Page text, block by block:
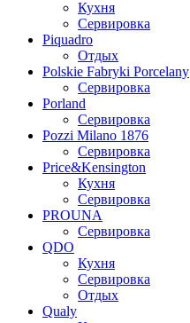
Кухня
Сервировка
Piquadro
Отдых
Polskie Fabryki Porcelany
Сервировка
Porland
Сервировка
Pozzi Milano 1876
Сервировка
Price&Kensington
Кухня
Сервировка
PROUNA
Сервировка
QDO
Кухня
Сервировка
Отдых
Qualy